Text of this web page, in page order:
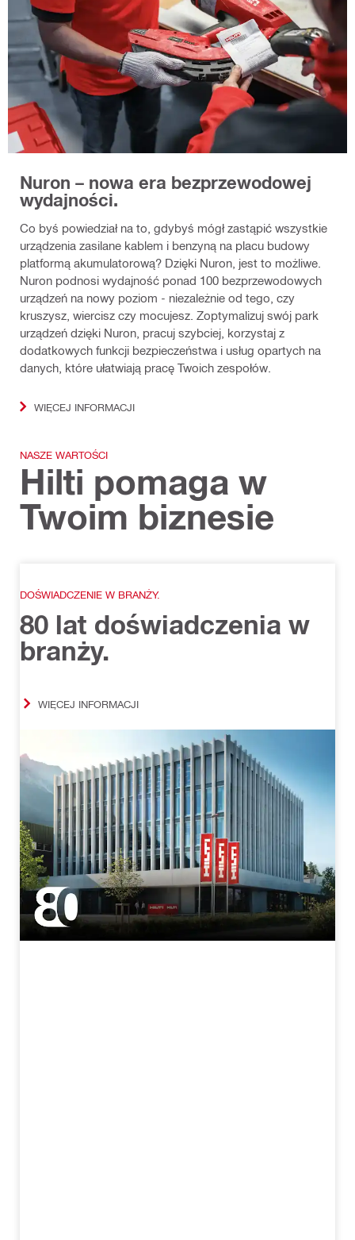
Nuron – nowa era bezprzewodowej
wydajności.
Co byś powiedział na to, gdybyś mógł zastąpić wszystkie
urządzenia zasilane kablem i benzyną na placu budowy
platformą akumulatorową? Dzięki Nuron, jest to możliwe.
Nuron podnosi wydajność ponad 100 bezprzewodowych
urządzeń na nowy poziom - niezależnie od tego, czy
kruszysz, wiercisz czy mocujesz. Zoptymalizuj swój park
urządzeń dzięki Nuron, pracuj szybciej, korzystaj z
dodatkowych funkcji bezpieczeństwa i usług opartych na
danych, które ułatwiają pracę Twoich zespołów.
WIĘCEJ INFORMACJI
NASZE WARTOŚCI
Hilti pomaga w
Twoim biznesie
DOŚWIADCZENIE W BRANŻY.
80 lat doświadczenia w
branży.
WIĘCEJ INFORMACJI